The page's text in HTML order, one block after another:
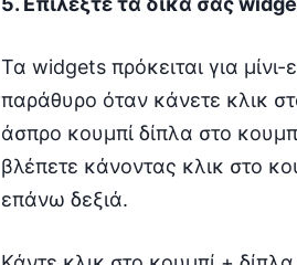
Τα widgets πρόκειται για
παράθυρο όταν κάνετε κλικ
άσπρο κουμπί δίπλα στο
βλέπετε κάνοντας κλικ στο
επάνω δεξιά.